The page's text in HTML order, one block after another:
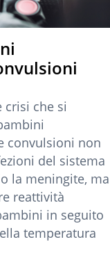
crisi che si
convulsioni non
del sistema
la meningite, ma
reattività
in seguito
temperatura